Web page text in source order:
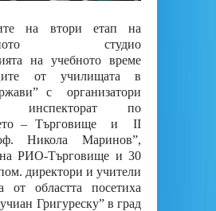
на втори етап на
студио
на учебното време
от училищата в
с организатори
инспекторат по
– Търговище и II
Никола Маринов”,
РИО-Търговище и 30
директори и учители
от областта посетиха
Григуреску” в град